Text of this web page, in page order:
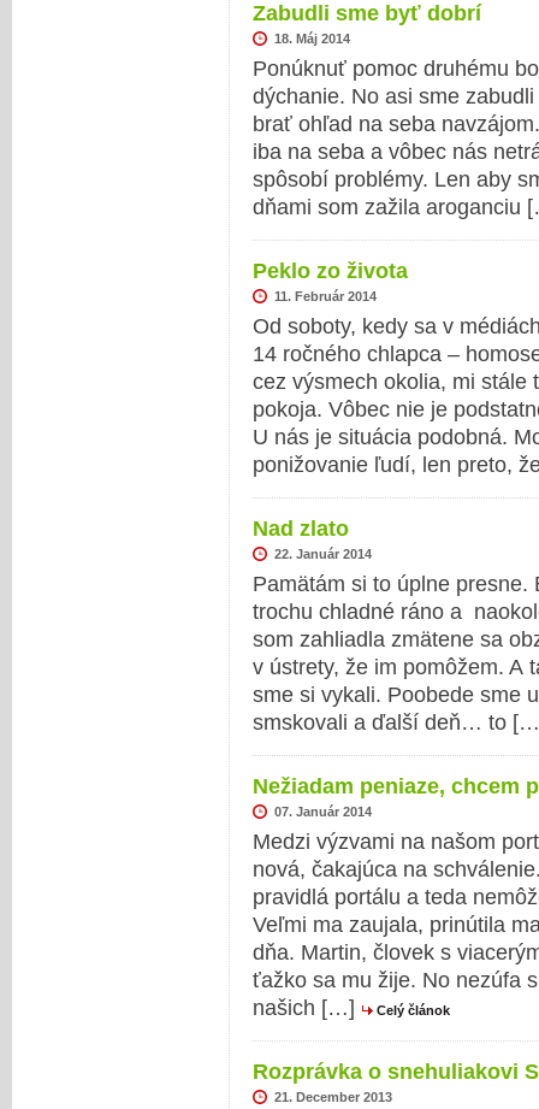
Zabudli sme byť dobrí
18. Máj 2014
Ponúknuť pomoc druhému
dýchanie. No asi sme
brať ohľad na seba
iba na seba a vôbec nás
spôsobí problémy. Len aby
dňami som zažila
Peklo zo života
11. Február 2014
Od soboty, kedy sa v
14 ročného chlapca –
cez výsmech okolia, mi stále
pokoja. Vôbec nie je
U nás je situácia podobná.
ponižovanie ľudí, len preto,
Nad zlato
22. Január 2014
Pamätám si to úplne
trochu chladné ráno a
som zahliadla zmätene sa
v ústrety, že im pomôžem. A
sme si vykali. Poobede sme
smskovali a ďalší deň… to
Nežiadam peniaze, chcem
07. Január 2014
Medzi výzvami na našom
nová, čakajúca na
pravidlá portálu a teda
Veľmi ma zaujala, prinútila
dňa. Martin, človek s
ťažko sa mu žije. No nezúfa
našich […]
Celý článok
Rozprávka o snehuliakovi
21. December 2013